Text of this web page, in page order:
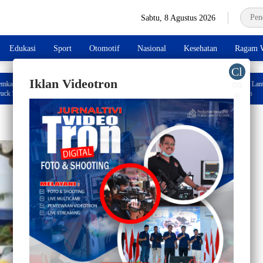
Sabtu, 8 Agustus 2026
Edukasi Sport Otomotif Nasional Kesehatan Ragam
Kantongi Bantuan Dump
Sulselbar
Resmi! Bupati Enrekang Lantik Dua Pj Kades,
Iklan Videotron